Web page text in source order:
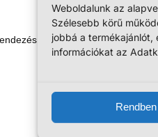
Weboldalunk az
Szélesebb körű
jobbá a
információkat az
Rendben